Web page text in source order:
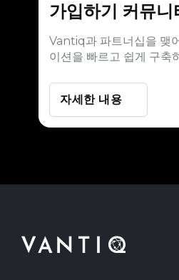
가입하기 커뮤니
Vantiq과 파트너십을 맺
이션을 빠르고 쉽게 구축
자세한 내용